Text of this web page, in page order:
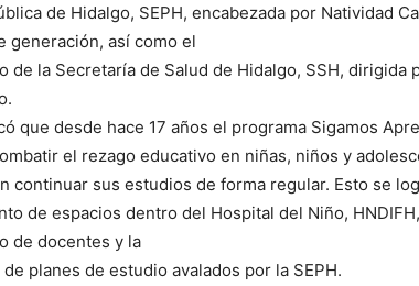
de Hidalgo, SEPH, encabezada por Natividad
generación, así como el
de la Secretaría de Salud de Hidalgo, SSH, dirigida
que desde hace 17 años el programa Sigamos
el rezago educativo en niñas, niños y
continuar sus estudios de forma regular. Esto se
de espacios dentro del Hospital del Niño,
de docentes y la
planes de estudio avalados por la SEPH.